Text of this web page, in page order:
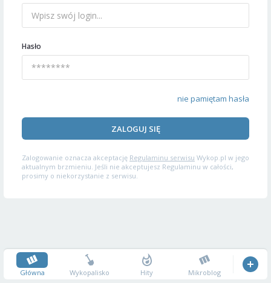
Hasło
nie pamiętam hasła
ZALOGUJ SIĘ
Zalogowanie oznacza akceptację Regulaminu serwisu Wykop.pl w jego
aktualnym brzmieniu. Jeśli nie akceptujesz Regulaminu w całości,
prosimy o niekorzystanie z serwisu.
Główna Wykopalisko Hity Mikroblog